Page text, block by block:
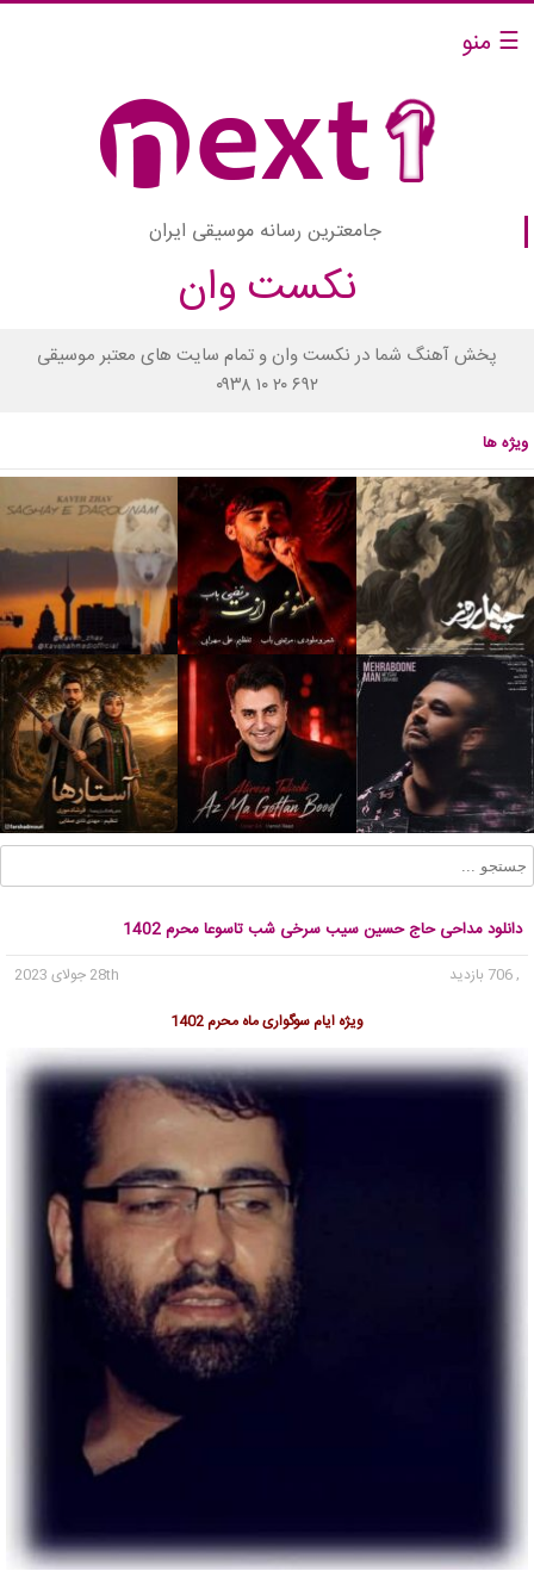
☰ منو
جامعترین رسانه موسیقی ایران
نکست وان
پخش آهنگ شما در نکست وان و تمام سایت های معتبر موسیقی
۰۹۳۸ ۱۰ ۲۰ ۶۹۲
ویژه ها
دانلود مداحی حاج حسین سیب سرخی شب تاسوعا محرم 1402
, 706 بازدید
28th جولای 2023
ویژه ایام سوگواری ماه محرم 1402